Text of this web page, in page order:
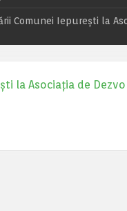
Comunei Iepureşti la
la Asociaţia de